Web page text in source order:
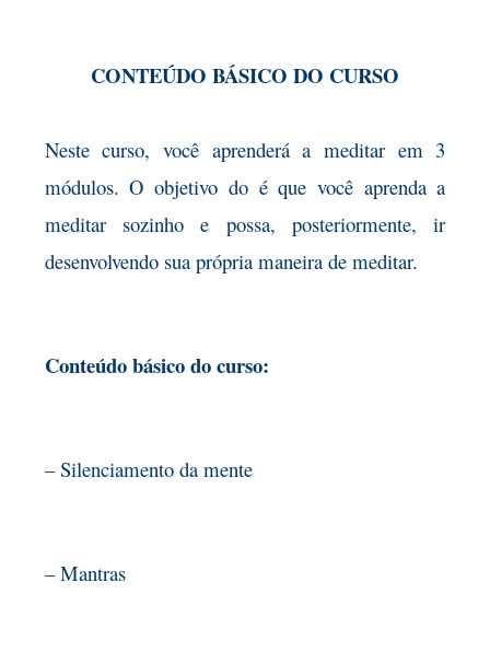
CONTEÚDO BÁSICO DO CURSO
Neste curso, você aprenderá a meditar em 3
módulos. O objetivo do é que você aprenda a
meditar sozinho e possa, posteriormente, ir
desenvolvendo sua própria maneira de meditar.
Conteúdo básico do curso:
– Silenciamento da mente
– Mantras